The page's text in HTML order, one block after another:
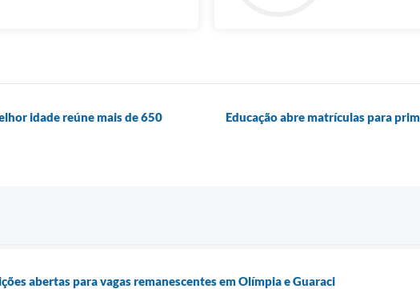
idade reúne mais de 650
Educação abre matrículas para
abertas para vagas remanescentes em Olímpia e Guaraci